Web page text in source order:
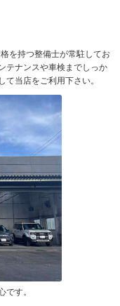
を持つ整備士が常駐してお
テナンスや車検までしっか
当店をご利用下さい。
です。